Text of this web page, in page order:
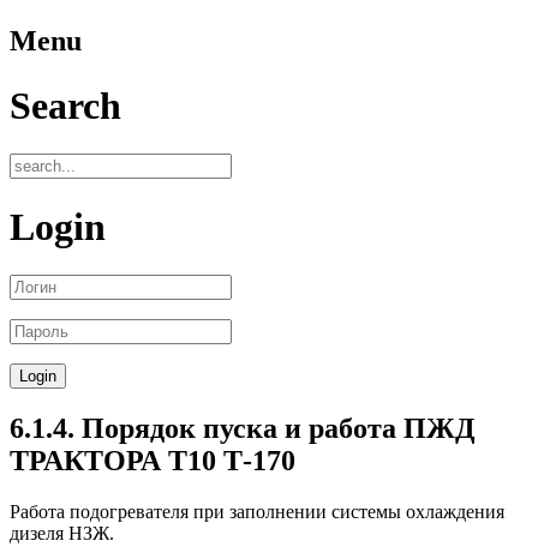
Menu
Search
Login
6.1.4. Порядок пуска и работа ПЖД
ТРАКТОРА Т10 Т-170
Работа подогревателя при заполнении системы охлаждения
дизеля НЗЖ.